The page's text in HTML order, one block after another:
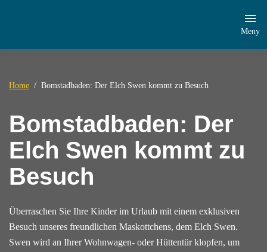
Meny
Home Bomstadbaden: Der Elch Swen kommt zu Besuch
Bomstadbaden: Der
Elch Swen kommt zu
Besuch
Überraschen Sie Ihre Kinder im Urlaub mit einem exklusiven
Besuch unseres freundlichen Maskottchens, dem Elch Swen.
Swen wird an Ihrer Wohnwagen- oder Hüttentür klopfen, um